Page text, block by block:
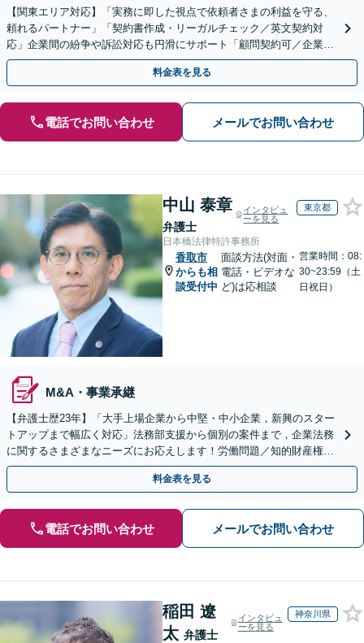
【関東エリア対応】「実務に即した視点で依頼者さまの利益を守る、
頼れるパートナー」「契約書作成・リーガルチェック／英文契約対
応」企業間の紛争や訴訟対応も円滑にサポート「顧問契約可／企業規
模や業種に応じて柔軟にカスタマイズ」【休日・夜間相談可】
料金表を見る
電話でお問い合わせ メールでお問い合わせ
中山 泰章
弁護士
インタビュ
ーを見る
東京都
日本橋法律特許事務所
香取市
からも相
談受付中
面談方法(対面・
電話・ビデオな
ど)は応相談
営業時間：08:
30~23:59（土
日祝日）
M&A・事業承継
【弁護士歴23年】「大手上場企業から中堅・中小企業，新興のスター
トアップまで幅広く対応」法務部支援から個別の案件まで，企業法務
に関するさまざまなニーズにお応えします！労働問題／知的財産権の
保護／M&A／コンプライアンス体制の構築ほか
料金表を見る
電話でお問い合わせ メールでお問い合わせ
稲田 遼
太 弁護士
インタビュ
ーを見る
神奈川県